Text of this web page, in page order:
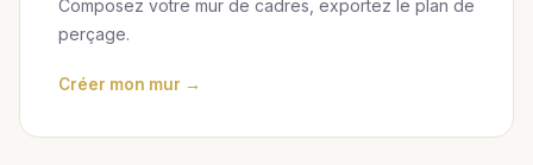
Composez votre mur de cadres, exportez le plan de
perçage.
Créer mon mur →